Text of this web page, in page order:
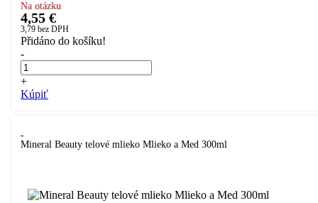
Na otázku
4,55 €
3,79 bez DPH
Přidáno do košíku!
-
+
Kúpiť
Mineral Beauty telové mlieko Mlieko a Med 300ml